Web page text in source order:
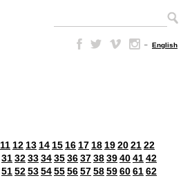
– English
11 12 13 14 15 16 17 18 19202122
313233343536373839404142
515253545556575859606162